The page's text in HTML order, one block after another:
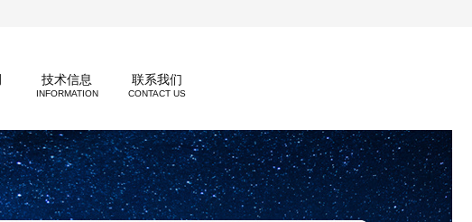
技术信息
INFORMATION
联系我们
CONTACT US